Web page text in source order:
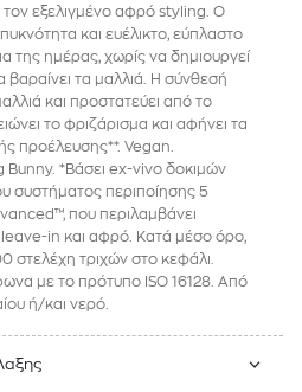
εξελιγμένο αφρό styling. Ο
και ευέλικτο, εύπλαστο
της ημέρας, χωρίς να δημιουργεί
τα μαλλιά. Η σύνθεσή
και προστατεύει από το
το φριζάρισμα και αφήνει τα
προέλευσης**. Vegan.
Bunny. *Βάσει ex-vivo δοκιμών
συστήματος περιποίησης 5
που περιλαμβάνει
in και αφρό. Κατά μέσο όρο,
στελέχη τριχών στο κεφάλι.
με το πρότυπο ISO 16128. Από
ή/και νερό.